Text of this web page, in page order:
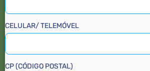
CELULAR/ TELEMÓVEL
CP (CÓDIGO POSTAL)